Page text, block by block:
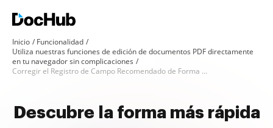
Inicio
Funcionalidad
Utiliza nuestras funciones de edición de documentos PDF directamente
en tu navegador sin complicaciones
Corregir el Registro de Campo Recomendado de Forma Gratuita
Descubre la forma más rápida